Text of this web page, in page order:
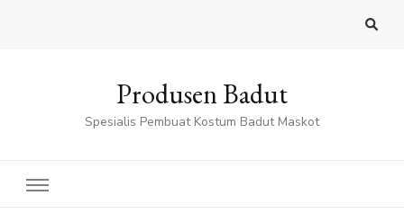
Produsen Badut
Spesialis Pembuat Kostum Badut Maskot